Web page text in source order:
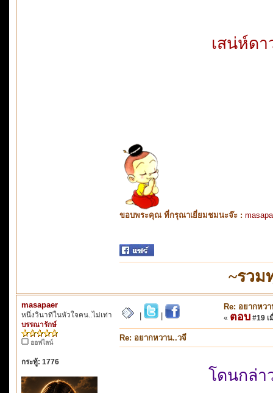
เสน่ห์ด
ขอบพระคุณ ที่กรุณาเยี่ยมชมนะจ๊ะ :
~รวม
masapaer
หนึ่งวินาทีในหัวใจคน..ไม่เท่า
บรรณารักษ์
ออฟไลน์
กระทู้: 1776
Re: อยากหว
« ตอบ #19 เ
Re: อยากหวาน..วจี
โดนกล่า